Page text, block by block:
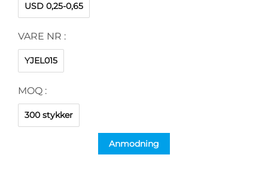
USD 0,25-0,65
VARE NR :
YJEL015
MOQ :
300 stykker
Anmodning